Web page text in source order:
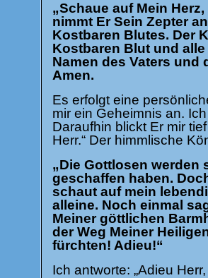
„Schaue auf Mein
nimmt Er Sein Zepter
Kostbaren Blutes. Der
Kostbaren Blut und
Namen des Vaters und
Amen.
Es erfolgt eine
mir ein Geheimnis an.
Daraufhin blickt Er mir
Herr.“ Der himmlische
„Die Gottlosen
geschaffen haben.
schaut auf mein
alleine. Noch einmal
Meiner göttlichen
der Weg Meiner
fürchten! Adieu!“
Ich antworte: „Adieu